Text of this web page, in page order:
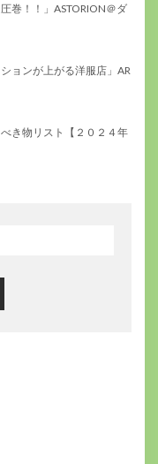
巻！！」ASTORION＠ダ
ョンが上がる洋服店」AR
き物リスト【２０２４年